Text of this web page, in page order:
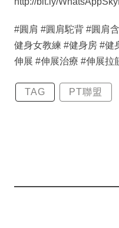
#圓肩 #圓肩駝背 #圓肩
健身女教練 #健身房 #健
伸展 #伸展治療 #伸展拉
TAG PT聯盟